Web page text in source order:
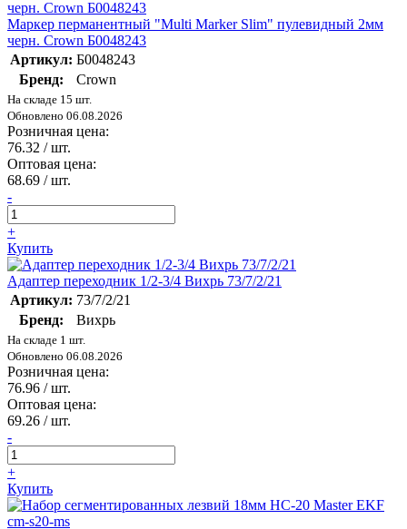
Маркер перманентный "Multi Marker Slim" пулевидный 2мм
черн. Crown Б0048243
Артикул: Б0048243
Бренд:
Crown
На складе 15 шт.
Обновлено 06.08.2026
Розничная цена:
76.32 / шт.
Оптовая цена:
68.69 / шт.
-
+
Купить
Адаптер переходник 1/2-3/4 Вихрь 73/7/2/21
Артикул: 73/7/2/21
Бренд:
Вихрь
На складе 1 шт.
Обновлено 06.08.2026
Розничная цена:
76.96 / шт.
Оптовая цена:
69.26 / шт.
-
+
Купить